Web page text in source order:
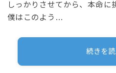
しっかりさせてから、本命に
僕はこのよう…
続きを